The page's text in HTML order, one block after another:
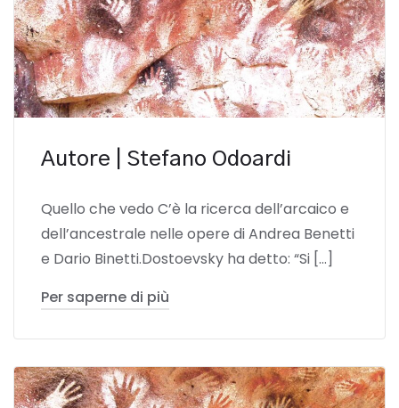
Autore | Stefano Odoardi
Quello che vedo C’è la ricerca dell’arcaico e
dell’ancestrale nelle opere di Andrea Benetti
e Dario Binetti.Dostoevsky ha detto: “Si […]
Per saperne di più